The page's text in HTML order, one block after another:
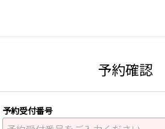
予約確認
予約受付番号